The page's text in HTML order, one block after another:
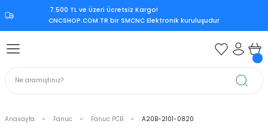
7.500 TL ve Üzeri Ücretsiz Kargo!‎
CNCSHOP.COM.TR ‎bir SMCNC Elektronik kuruluşudur
Geri Dön
Ünitesi
Geri Dön
Ünitesi
Mitsubishi CNC Kontrol
Geri Dön
Geri Dön
Anasayfa Fanuc Fanuc PCB A20B-2101-0820